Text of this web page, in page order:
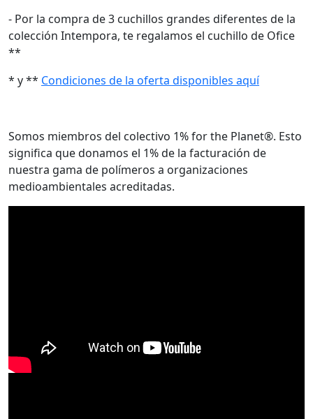
- Por la compra de 3 cuchillos grandes diferentes de la
colección Intempora, te regalamos el cuchillo de Ofice
**
* y ** Condiciones de la oferta disponibles aquí
Somos miembros del colectivo 1% for the Planet®. Esto
significa que donamos el 1% de la facturación de
nuestra gama de polímeros a organizaciones
medioambientales acreditadas.